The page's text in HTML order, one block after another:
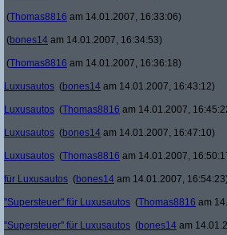
(Thomas8816 am 14.01.2007, 16:33:06)
(bones14 am 14.01.2007, 16:34:53)
(Thomas8816 am 14.01.2007, 16:36:18)
Luxusautos (bones14 am 14.01.2007, 16:43:12)
Luxusautos (Thomas8816 am 14.01.2007,
Luxusautos (bones14 am 14.01.2007, 16:47:10)
Luxusautos (Thomas8816 am 14.01.2007,
für Luxusautos (bones14 am 14.01.2007, 16:54:23)
"Supersteuer" für Luxusautos (Thomas8816 am
"Supersteuer" für Luxusautos (bones14 am